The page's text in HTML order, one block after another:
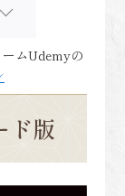
ムUdemyの
版